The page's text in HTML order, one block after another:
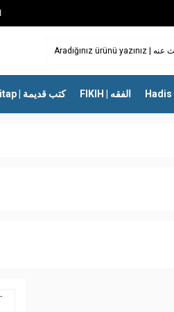
Eski Kitap | كتب قديمة FIKIH | الفقه